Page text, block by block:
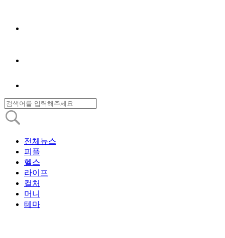
전체뉴스
피플
헬스
라이프
컬처
머니
테마